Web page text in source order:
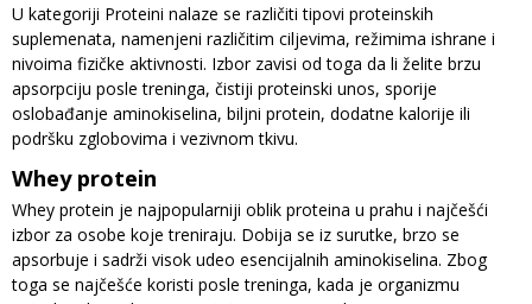
U kategoriji Proteini nalaze se različiti tipovi proteinskih
suplemenata, namenjeni različitim ciljevima, režimima ishrane i
nivoima fizičke aktivnosti. Izbor zavisi od toga da li želite brzu
apsorpciju posle treninga, čistiji proteinski unos, sporije
oslobađanje aminokiselina, biljni protein, dodatne kalorije ili
podršku zglobovima i vezivnom tkivu.
Whey protein
Whey protein je najpopularniji oblik proteina u prahu i najčešći
izbor za osobe koje treniraju. Dobija se iz surutke, brzo se
apsorbuje i sadrži visok udeo esencijalnih aminokiselina. Zbog
toga se najčešće koristi posle treninga, kada je organizmu